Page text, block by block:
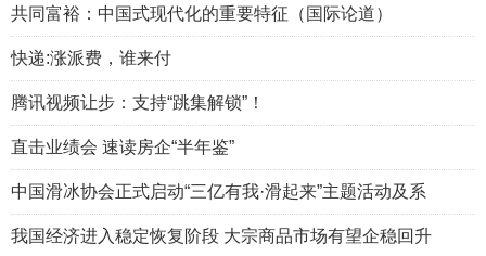
共同富裕：中国式现代化的重要特征（国际论道）
快递:涨派费，谁来付
腾讯视频让步：支持“跳集解锁”！
直击业绩会 速读房企“半年鉴”
中国滑冰协会正式启动“三亿有我·滑起来”主题活动及系
我国经济进入稳定恢复阶段 大宗商品市场有望企稳回升